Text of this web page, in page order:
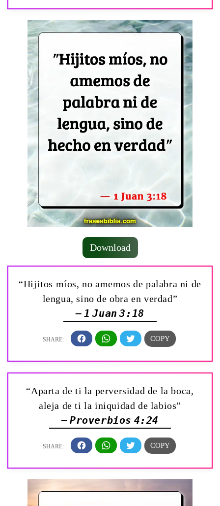
Download
“Hijitos míos, no amemos de palabra ni de
lengua, sino de obra en verdad”
— 1 Juan 3:18
“Aparta de ti la perversidad de la boca,
aleja de ti la iniquidad de labios”
— Proverbios 4:24